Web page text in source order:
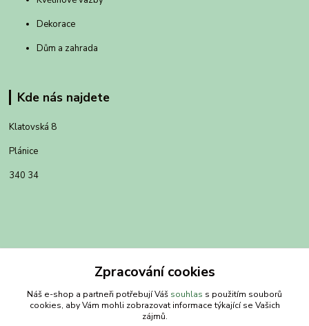
Dekorace
Dům a zahrada
Kde nás najdete
Klatovská 8
Plánice
340 34
Zpracování cookies
Náš e-shop a partneři potřebují Váš souhlas s použitím souborů
cookies, aby Vám mohli zobrazovat informace týkající se Vašich
zájmů.